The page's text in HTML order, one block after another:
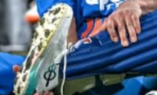
owner murdered national-level Kabaddi
देने वाला मामला UP का है। खबर है कि महज 3 हजार
चुका पाने के चलते एक फास्ट फूड स्टाल वाले ने
अनुष्का पाल की सिर में ईंट मारकर हत्या कर दी और
फेंक दिया।